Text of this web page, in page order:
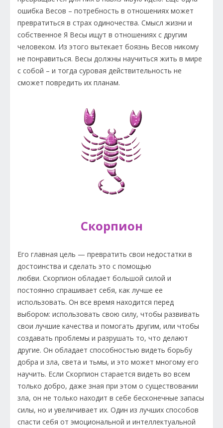
ошибка Весов – потребность в отношениях может
превратиться в страх одиночества. Смысл жизни и
собственное Я Весы ищут в отношениях с другим
человеком. Из этого вытекает боязнь Весов никому
не понравиться. Весы должны научиться жить в мире
с собой – и тогда суровая действительность не
сможет повредить их планам.
Скорпион
Его главная цель — превратить свои недостатки в
достоинства и сделать это с помощью
любви. Скорпион обладает большой силой и
постоянно спрашивает себя, как лучше ее
использовать. Он все время находится перед
выбором: использовать свою силу, чтобы развивать
свои лучшие качества и помогать другим, или чтобы
создавать проблемы и разрушать то, что делают
другие. Он обладает способностью видеть борьбу
добра и зла, света и тьмы, и это может многому его
научить. Если Скорпион старается видеть во всем
только добро, даже зная при этом о существовании
зла, он не только находит в себе бесконечные запасы
силы, но и увеличивает их. Один из лучших способов
спасти себя от эмоциональной и интеллектуальной